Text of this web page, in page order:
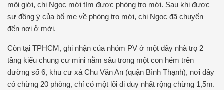
môi giới, chị Ngọc mới tìm được phòng trọ mới. Sau khi được
sự đồng ý của bố mẹ về phòng trọ mới, chị Ngọc đã chuyển
đến nơi ở mới.
Còn tại TPHCM, ghi nhận của nhóm PV ở một dãy nhà trọ 2
tầng kiểu chung cư mini nằm sâu trong một con hẻm trên
đường số 6, khu cư xá Chu Văn An (quận Bình Thạnh), nơi đây
có chừng 20 phòng, chỉ có một lối đi duy nhất rộng chừng 1,5m.